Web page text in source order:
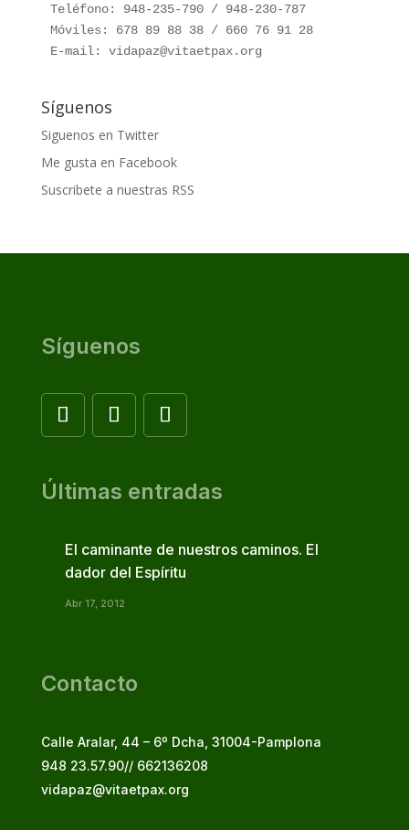
Teléfono: 948-235-790 / 948-230-787
Móviles: 678 89 88 38 / 660 76 91 28
E-mail: vidapaz@vitaetpax.org
Síguenos
Siguenos en Twitter
Me gusta en Facebook
Suscribete a nuestras RSS
Síguenos
Últimas entradas
El caminante de nuestros caminos. El
dador del Espíritu
Abr 17, 2012
Contacto
Calle Aralar, 44 – 6º Dcha, 31004-Pamplona
948 23.57.90// 662136208
vidapaz@vitaetpax.org